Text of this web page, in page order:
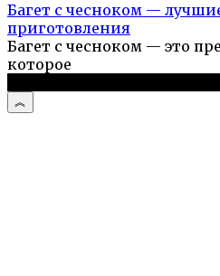
Багет с чесноком —
приготовления
Багет с чесноком — это
которое